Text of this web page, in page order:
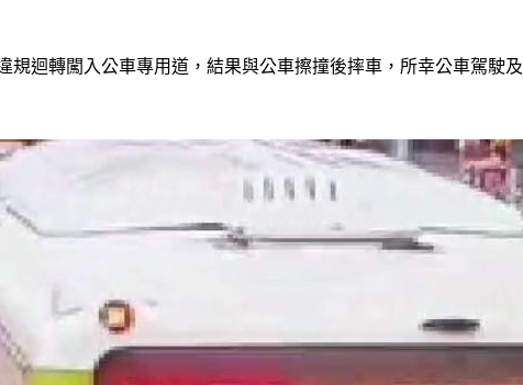
迴轉闖入公車專用道，結果與公車擦撞後摔車，所幸公車駕駛